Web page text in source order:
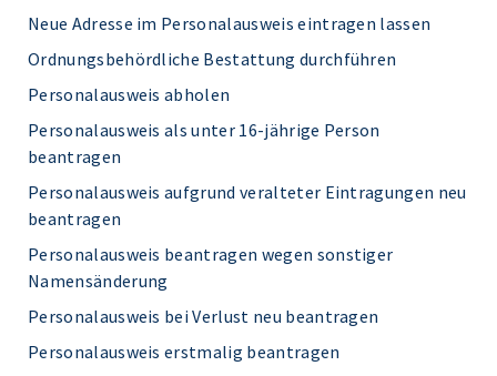
Neue Adresse im Personalausweis eintragen lassen
Ordnungsbehördliche Bestattung durchführen
Personalausweis abholen
Personalausweis als unter 16-jährige Person
beantragen
Personalausweis aufgrund veralteter Eintragungen neu
beantragen
Personalausweis beantragen wegen sonstiger
Namensänderung
Personalausweis bei Verlust neu beantragen
Personalausweis erstmalig beantragen